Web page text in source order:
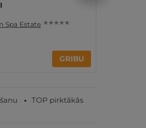
Spa Estate ★ ★ ★ ★ ★
GRIBU
TOP pirktākās